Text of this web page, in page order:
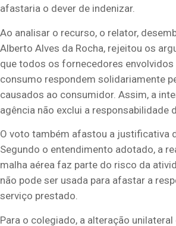
afastaria o dever de indenizar.
Ao analisar o recurso, o relator,
Alberto Alves da Rocha, rejeitou os
que todos os fornecedores envolvidos
consumo respondem solidariamente
causados ao consumidor. Assim, a
agência não exclui a responsabilidade
O voto também afastou a justificativa
Segundo o entendimento adotado, a
malha aérea faz parte do risco da
não pode ser usada para afastar a
serviço prestado.
Para o colegiado, a alteração